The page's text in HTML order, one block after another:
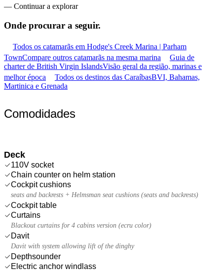
— Continuar a explorar
Onde procurar a seguir.
Todos os catamarãs em Hodge's Creek Marina | Parham
TownCompare outros catamarãs na mesma marina
Guia de
charter de British Virgin IslandsVisão geral da região, marinas e
melhor época
Todos os destinos das CaraíbasBVI, Bahamas,
Martinica e Grenada
Comodidades
Deck
110V socket
Chain counter on helm station
Cockpit cushions
seats and backrests + Helmsman seat cushions (seats and backrests)
Cockpit table
Curtains
Blackout curtains for 4 cabins version (ecru color)
Davit
Davit with system allowing lift of the dinghy
Depthsounder
Electric anchor windlass